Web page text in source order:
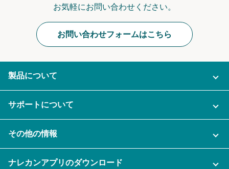
お気軽にお問い合わせください。
お問い合わせフォームはこちら
製品について
ご利用企業様の声
セキュリティ
サポートについて
充実サポート
その他の情報
ナレカンアプリのダウンロード